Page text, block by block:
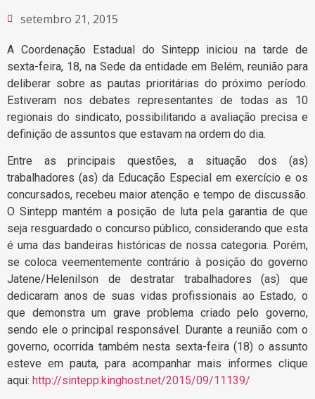
setembro 21, 2015
A Coordenação Estadual do Sintepp iniciou na tarde de
sexta-feira, 18, na Sede da entidade em Belém, reunião para
deliberar sobre as pautas prioritárias do próximo período.
Estiveram nos debates representantes de todas as 10
regionais do sindicato, possibilitando a avaliação precisa e
definição de assuntos que estavam na ordem do dia.
Entre as principais questões, a situação dos (as)
trabalhadores (as) da Educação Especial em exercício e os
concursados, recebeu maior atenção e tempo de discussão.
O Sintepp mantém a posição de luta pela garantia de que
seja resguardado o concurso público, considerando que esta
é uma das bandeiras históricas de nossa categoria. Porém,
se coloca veementemente contrário à posição do governo
Jatene/Helenilson de destratar trabalhadores (as) que
dedicaram anos de suas vidas profissionais ao Estado, o
que demonstra um grave problema criado pelo governo,
sendo ele o principal responsável. Durante a reunião com o
governo, ocorrida também nesta sexta-feira (18) o assunto
esteve em pauta, para acompanhar mais informes clique
aqui: http://sintepp.kinghost.net/2015/09/11139/